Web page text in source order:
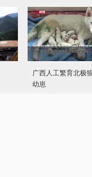
广西人工繁育北极
幼崽